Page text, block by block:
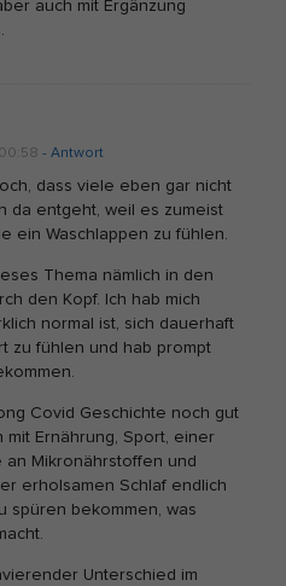
auch mit Ergänzung
- Antwort
dass viele eben gar nicht
da entgeht, weil es zumeist
ein Waschlappen zu fühlen.
Thema nämlich in den
den Kopf. Ich hab mich
normal ist, sich dauerhaft
zu fühlen und hab prompt
Covid Geschichte noch gut
mit Ernährung, Sport, einer
an Mikronährstoffen und
erholsamen Schlaf endlich
spüren bekommen, was
Unterschied im